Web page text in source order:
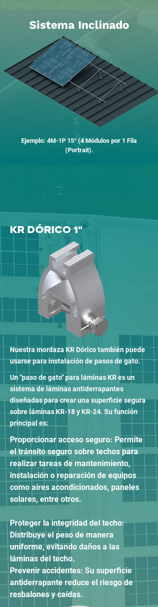
Sistema Inclinado
Ejemplo: 4M-1P 15° (4 Módulos por 1 Fila
(Portrait).
KR DÓRICO1"
Nuestra mordaza KR Dórico también puede
usarse para instalación de pasos de gato.
Un "paso de gato" para láminas KR es un
sistema de láminas antiderrapantes
diseñadas para crear una superficie segura
sobre láminas KR-18 y KR-24. Su función
principal es:
Proporcionar acceso seguro: Permite
el tránsito seguro sobre techos para
realizar tareas de mantenimiento,
instalación o reparación de equipos
como aires acondicionados, paneles
solares, entre otros.
Proteger la integridad del techo:
Distribuye el peso de manera
uniforme, evitando daños a las
láminas del techo.
Prevenir accidentes: Su superficie
antiderrapante reduce el riesgo de
resbalones y caídas.